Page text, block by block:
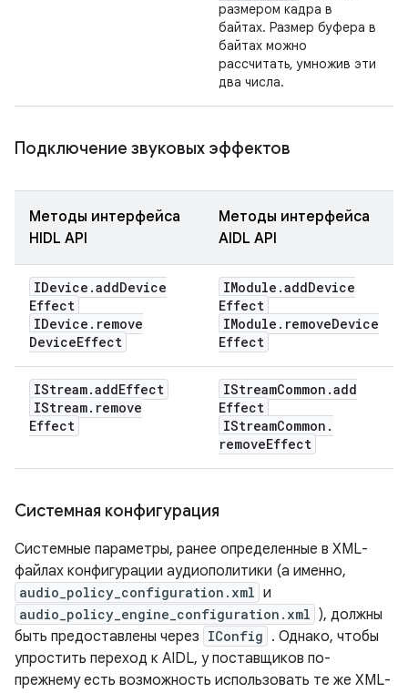
размером кадра в
байтах. Размер буфера в
байтах можно
рассчитать, умножив эти
два числа.
Подключение звуковых эффектов
Методы интерфейса
HIDL API
Методы интерфейса
AIDL API
IDevice .addDevice
Effect
IDevice . remove
DeviceEffect
IModule .addDevice
Effect
IModule . removeDevice
Effect
IStream.addEffect
IStream. remove
Effect
IStreamCommon .add
Effect
IStreamCommon .
removeEffect
Системная конфигурация
Системные параметры, ранее определенные в XML-
файлах конфигурации аудиополитики (а именно,
audio_policy_configuration.xml и
audio_policy_engine_configuration.xml ), должны
быть предоставлены через IConfig . Однако, чтобы
упростить переход к AIDL, у поставщиков по-
прежнему есть возможность использовать те же XML-